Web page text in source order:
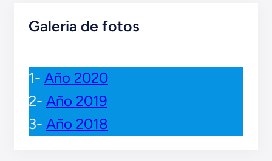
Galeria de fotos
1- Año 2020
2- Año 2019
3- Año 2018